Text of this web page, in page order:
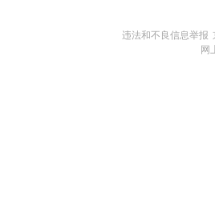
违法和不良信息举报
网